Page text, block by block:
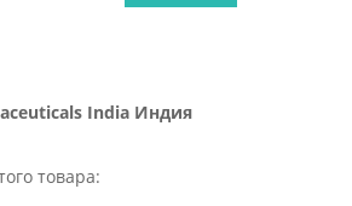
India Индия
товара: